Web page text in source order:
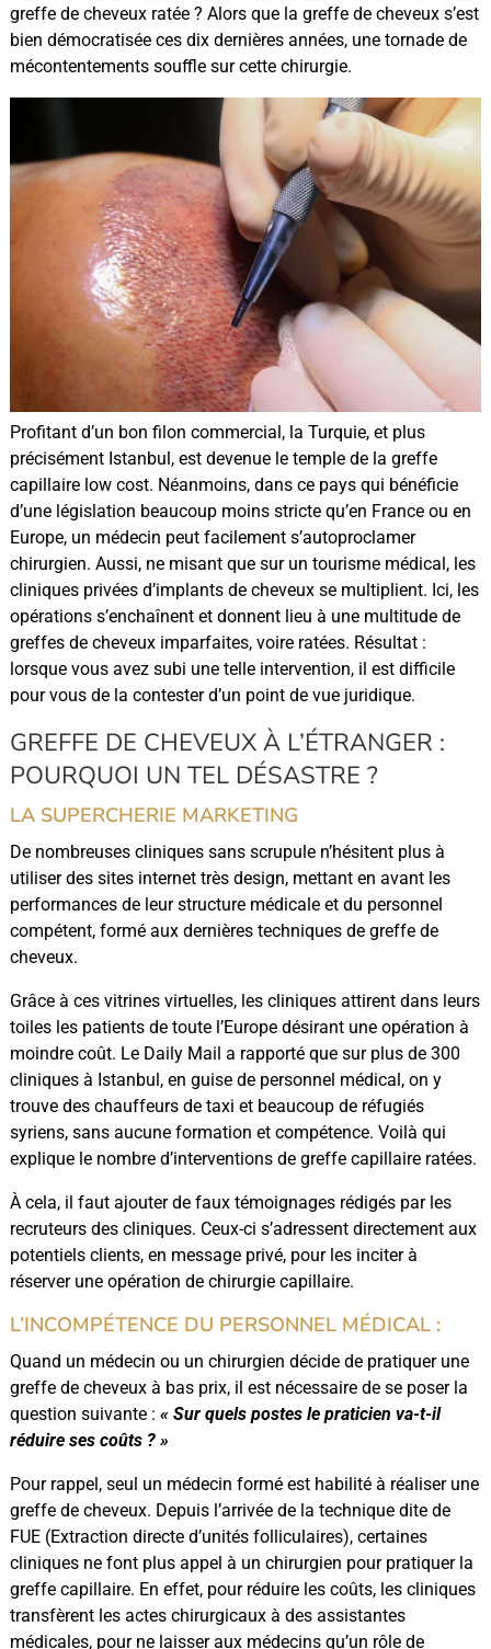
greffe de cheveux ratée ? Alors que la greffe de cheveux s’est
bien démocratisée ces dix dernières années, une tornade de
mécontentements souffle sur cette chirurgie.
Profitant d’un bon filon commercial, la Turquie, et plus
précisément Istanbul, est devenue le temple de la greffe
capillaire low cost. Néanmoins, dans ce pays qui bénéficie
d’une législation beaucoup moins stricte qu’en France ou en
Europe, un médecin peut facilement s’autoproclamer
chirurgien. Aussi, ne misant que sur un tourisme médical, les
cliniques privées d’implants de cheveux se multiplient. Ici, les
opérations s’enchaînent et donnent lieu à une multitude de
greffes de cheveux imparfaites, voire ratées. Résultat :
lorsque vous avez subi une telle intervention, il est difficile
pour vous de la contester d’un point de vue juridique.
GREFFE DE CHEVEUX À L’ÉTRANGER :
POURQUOI UN TEL DÉSASTRE ?
LA SUPERCHERIE MARKETING
De nombreuses cliniques sans scrupule n’hésitent plus à
utiliser des sites internet très design, mettant en avant les
performances de leur structure médicale et du personnel
compétent, formé aux dernières techniques de greffe de
cheveux.
Grâce à ces vitrines virtuelles, les cliniques attirent dans leurs
toiles les patients de toute l’Europe désirant une opération à
moindre coût. Le Daily Mail a rapporté que sur plus de 300
cliniques à Istanbul, en guise de personnel médical, on y
trouve des chauffeurs de taxi et beaucoup de réfugiés
syriens, sans aucune formation et compétence. Voilà qui
explique le nombre d’interventions de greffe capillaire ratées.
À cela, il faut ajouter de faux témoignages rédigés par les
recruteurs des cliniques. Ceux-ci s’adressent directement aux
potentiels clients, en message privé, pour les inciter à
réserver une opération de chirurgie capillaire.
L’INCOMPÉTENCE DU PERSONNEL MÉDICAL :
Quand un médecin ou un chirurgien décide de pratiquer une
greffe de cheveux à bas prix, il est nécessaire de se poser la
question suivante : « Sur quels postes le praticien va-t-il
réduire ses coûts ? »
Pour rappel, seul un médecin formé est habilité à réaliser une
greffe de cheveux. Depuis l’arrivée de la technique dite de
FUE (Extraction directe d’unités folliculaires), certaines
cliniques ne font plus appel à un chirurgien pour pratiquer la
greffe capillaire. En effet, pour réduire les coûts, les cliniques
transfèrent les actes chirurgicaux à des assistantes
médicales, pour ne laisser aux médecins qu’un rôle de